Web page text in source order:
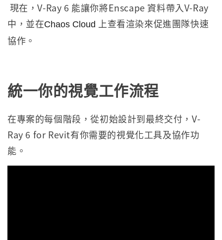
現在，V-Ray 6 能讓你將Enscape 資料帶入V-Ray
中，並在Chaos Cloud
上查看渲染來促進團隊快速
協作。
統一你的視覺工作流程
在專案的每個階段，從初始設計到最終交付，V-
Ray 6 for Revit有你需要的視覺化工具及協作功
能。